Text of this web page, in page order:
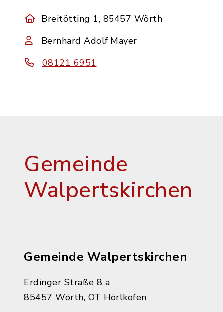
Breitötting 1, 85457 Wörth
Bernhard Adolf Mayer
08121 6951
Gemeinde
Walpertskirchen
Gemeinde Walpertskirchen
Erdinger Straße 8 a
85457 Wörth, OT Hörlkofen